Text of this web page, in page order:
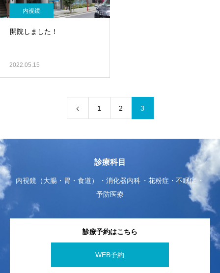
内視鏡
開院しました！
2022.05.15
1 2 3
診療科目
内視鏡（大腸・胃・食道） 消化器内科
花粉症・不眠症
予防医療
診療予約はこちら
WEB予約